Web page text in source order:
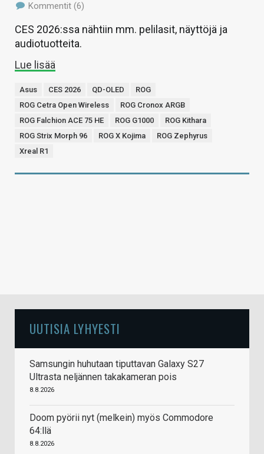
Kommentit (6)
CES 2026:ssa nähtiin mm. pelilasit, näyttöjä ja
audiotuotteita.
Lue lisää
Asus CES 2026 QD-OLED
ROG
ROG Cetra Open Wireless
ROG Cronox ARGB
ROG Falchion ACE 75 HE
ROG G1000
ROG Kithara
ROG Strix Morph 96
ROG X Kojima
ROG Zephyrus
Xreal R1
UUTISIA LYHYESTI
Samsungin huhutaan tiputtavan Galaxy S27
Ultrasta neljännen takakameran pois
8.8.2026
Doom pyörii nyt (melkein) myös Commodore
64:llä
8.8.2026